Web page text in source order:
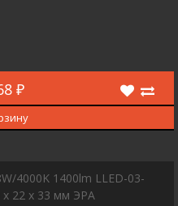
₽
4000K 1400lm LLED-03-
х 22 х 33 мм ЭРА